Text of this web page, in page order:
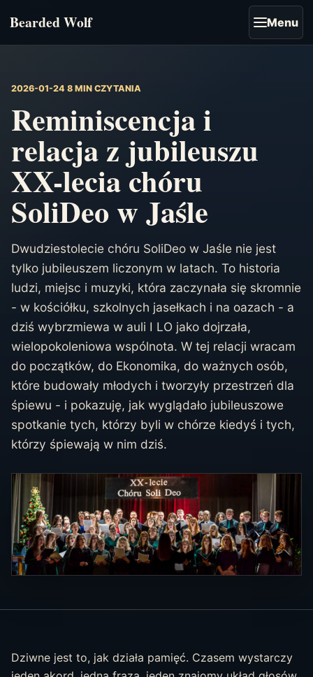
Bearded Wolf Menu
2026-01-24 8 MIN CZYTANIA
Reminiscencja i
relacja z jubileuszu
XX-lecia chóru
SoliDeo w Jaśle
Dwudziestolecie chóru SoliDeo w Jaśle nie jest
tylko jubileuszem liczonym w latach. To historia
ludzi, miejsc i muzyki, która zaczynała się skromnie
- w kościółku, szkolnych jasełkach i na oazach - a
dziś wybrzmiewa w auli I LO jako dojrzała,
wielopokoleniowa wspólnota. W tej relacji wracam
do początków, do Ekonomika, do ważnych osób,
które budowały młodych i tworzyły przestrzeń dla
śpiewu - i pokazuję, jak wyglądało jubileuszowe
spotkanie tych, którzy byli w chórze kiedyś i tych,
którzy śpiewają w nim dziś.
Dziwne jest to, jak działa pamięć. Czasem wystarczy